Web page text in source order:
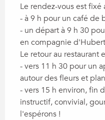
Le rendez-vous est
- à 9 h pour un café de
- un départ à 9 h 30
en compagnie
Le retour au restaurant
- vers 11 h 30 pour un
autour des fleurs et
- vers 15 h environ, fin
instructif, convivial,
l'espérons !